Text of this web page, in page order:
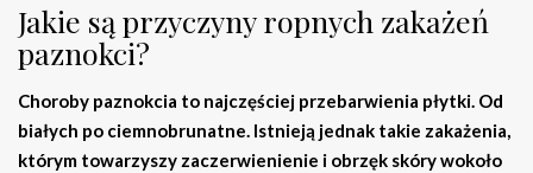
Jakie są przyczyny ropnych zakażeń
paznokci?
Choroby paznokcia to najczęściej przebarwienia płytki. Od
białych po ciemnobrunatne. Istnieją jednak takie zakażenia,
którym towarzyszy zaczerwienienie i obrzęk skóry wokoło